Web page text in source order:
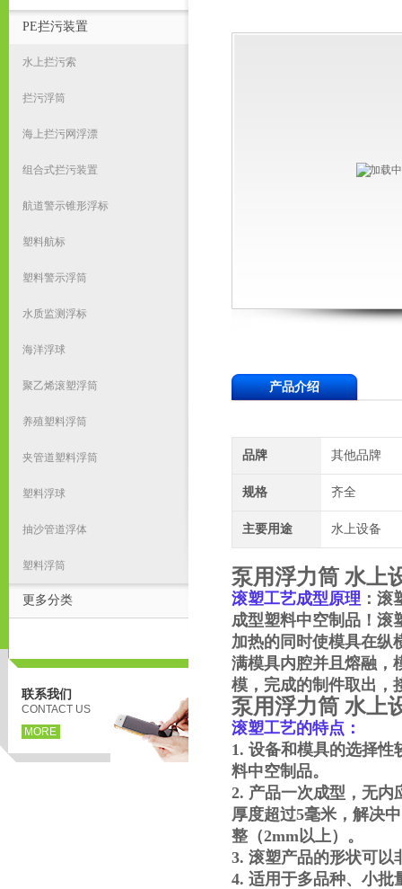
PE拦污装置
水上拦污索
拦污浮筒
海上拦污网浮漂
组合式拦污装置
航道警示锥形浮标
塑料航标
塑料警示浮筒
水质监测浮标
海洋浮球
聚乙烯滚塑浮筒
养殖塑料浮筒
夹管道塑料浮筒
塑料浮球
抽沙管道浮体
塑料浮筒
更多分类
联系我们
CONTACT US
MORE
产品介绍
品牌 其他品牌
规格 齐全
主要用途 水上设备
泵用浮力筒 水上
滚塑工艺成型原理 ：
成型塑料中空制品！滚
加热的同时使模具在纵
满模具内腔并且熔融，
模，完成的制件取出，
泵用浮力筒 水上
滚塑工艺的特点：
1. 设备和模具的选择
料中空制品。
2. 产品一次成型，无内
厚度超过5毫米，解决
整（2mm以上）。
3. 滚塑产品的形状可以
4. 适用于多品种、小批